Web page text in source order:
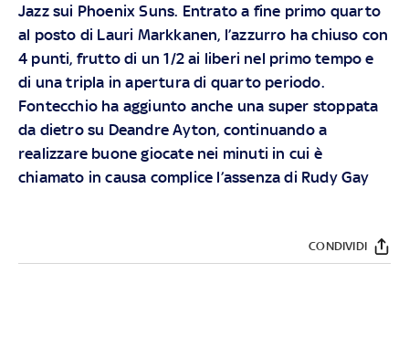
Jazz sui Phoenix Suns. Entrato a fine primo quarto
al posto di Lauri Markkanen, l’azzurro ha chiuso con
4 punti, frutto di un 1/2 ai liberi nel primo tempo e
di una tripla in apertura di quarto periodo.
Fontecchio ha aggiunto anche una super stoppata
da dietro su Deandre Ayton, continuando a
realizzare buone giocate nei minuti in cui è
chiamato in causa complice l’assenza di Rudy Gay
CONDIVIDI